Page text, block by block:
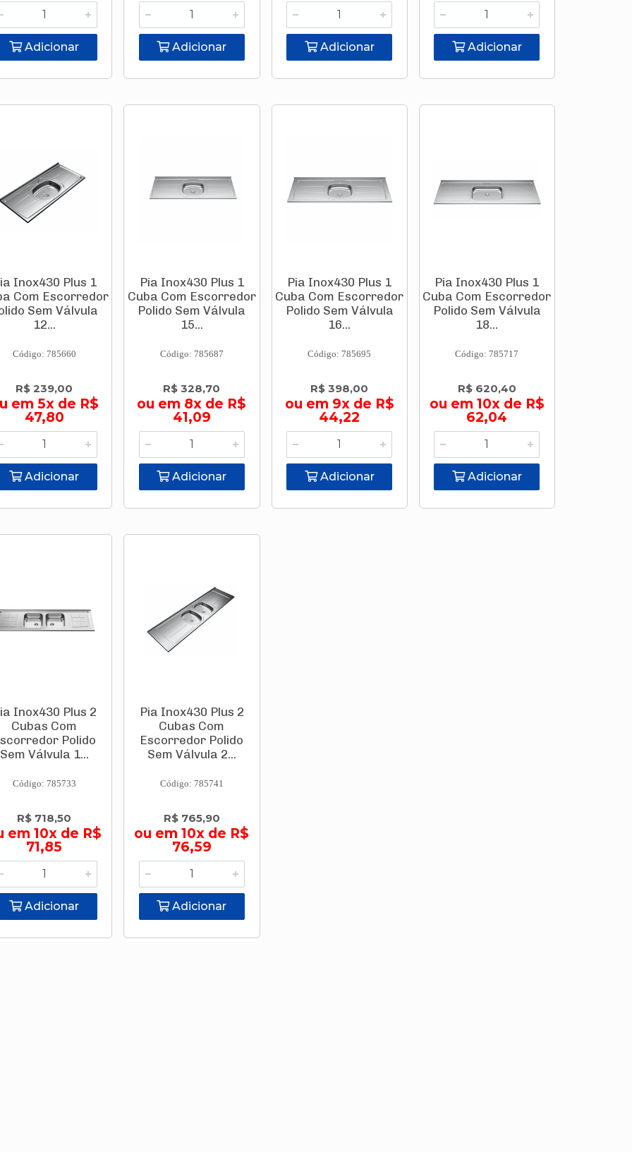
Adicionar Adicionar Adicionar Adicionar
Inox430 Plus 1
Com Escorredor
Sem Válvula
12...
Código: 785660
R$ 239,00
em 5x de R$
47,80
Adicionar
Pia Inox430 Plus 1
Cuba Com Escorredor
Polido Sem Válvula
15...
Código: 785687
R$ 328,70
ou em 8x de R$
41,09
Adicionar
Pia Inox430 Plus 1
Cuba Com Escorredor
Polido Sem Válvula
16...
Código: 785695
R$ 398,00
ou em 9x de R$
44,22
Adicionar
Pia Inox430 Plus 1
Cuba Com Escorredor
Polido Sem Válvula
18...
Código: 785717
R$ 620,40
ou em 10x de R$
62,04
Adicionar
Inox430 Plus 2
Cubas Com
Polido
Sem Válvula 1...
Código: 785733
R$ 718,50
em 10x de R$
71,85
Adicionar
Pia Inox430 Plus 2
Cubas Com
Escorredor Polido
Sem Válvula 2...
Código: 785741
R$ 765,90
ou em 10x de R$
76,59
Adicionar